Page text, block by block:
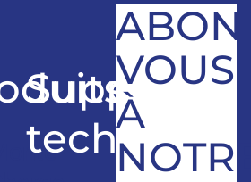
Monte
Support
technique
VOUS
À